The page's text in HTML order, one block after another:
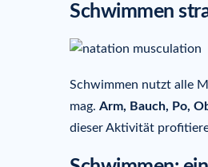
Schwimmen
Schwimmen nutzt alle
mag. Arm, Bauch, Po,
dieser Aktivität